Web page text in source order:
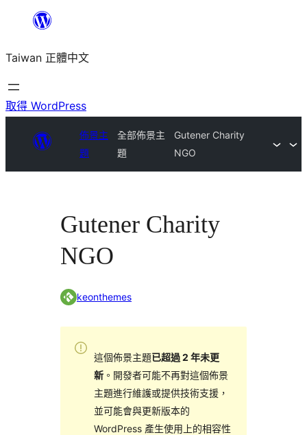
主
要
內
Taiwan 正體中文
取得 WordPress
佈景主
題
全部佈景主
題
Gutener Charity
NGO
Gutener Charity
NGO
keonthemes
這個佈景主題已超過 2 年未更
新。開發者可能不再對這個佈景
主題進行維護或提供技術支援，
並可能會與更新版本的
WordPress 產生使用上的相容性